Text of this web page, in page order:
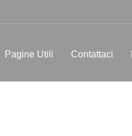
Pagine Utili Contattaci